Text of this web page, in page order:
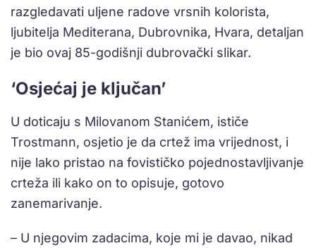
razgledavati uljene radove vrsnih kolorista,
ljubitelja Mediterana, Dubrovnika, Hvara, detaljan
je bio ovaj 85-godišnji dubrovački slikar.
‘Osjećaj je ključan’
U doticaju s Milovanom Stanićem, ističe
Trostmann, osjetio je da crtež ima vrijednost, i
nije lako pristao na fovističko pojednostavljivanje
crteža ili kako on to opisuje, gotovo
zanemarivanje.
– U njegovim zadacima, koje mi je davao, nikad